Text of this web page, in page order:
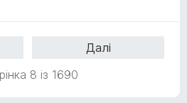
Далі
8 із 1690